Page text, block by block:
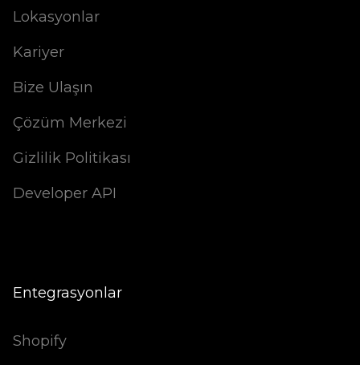
Lokasyonlar
Kariyer
Bize Ulaşın
Çözüm Merkezi
Gizlilik Politikası
Developer API
Entegrasyonlar
Shopify